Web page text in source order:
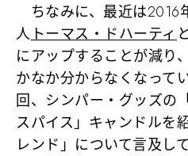
ちなみに、最近は2016
人 トーマス・ドハーティ
にアップすることが減り
かなか分からなくなって
回、シンパー・グッズの
スパイス」キャンドルを
レンド」について言及し